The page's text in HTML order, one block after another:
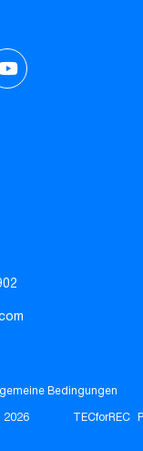
2026 TECforREC
Bedingungen